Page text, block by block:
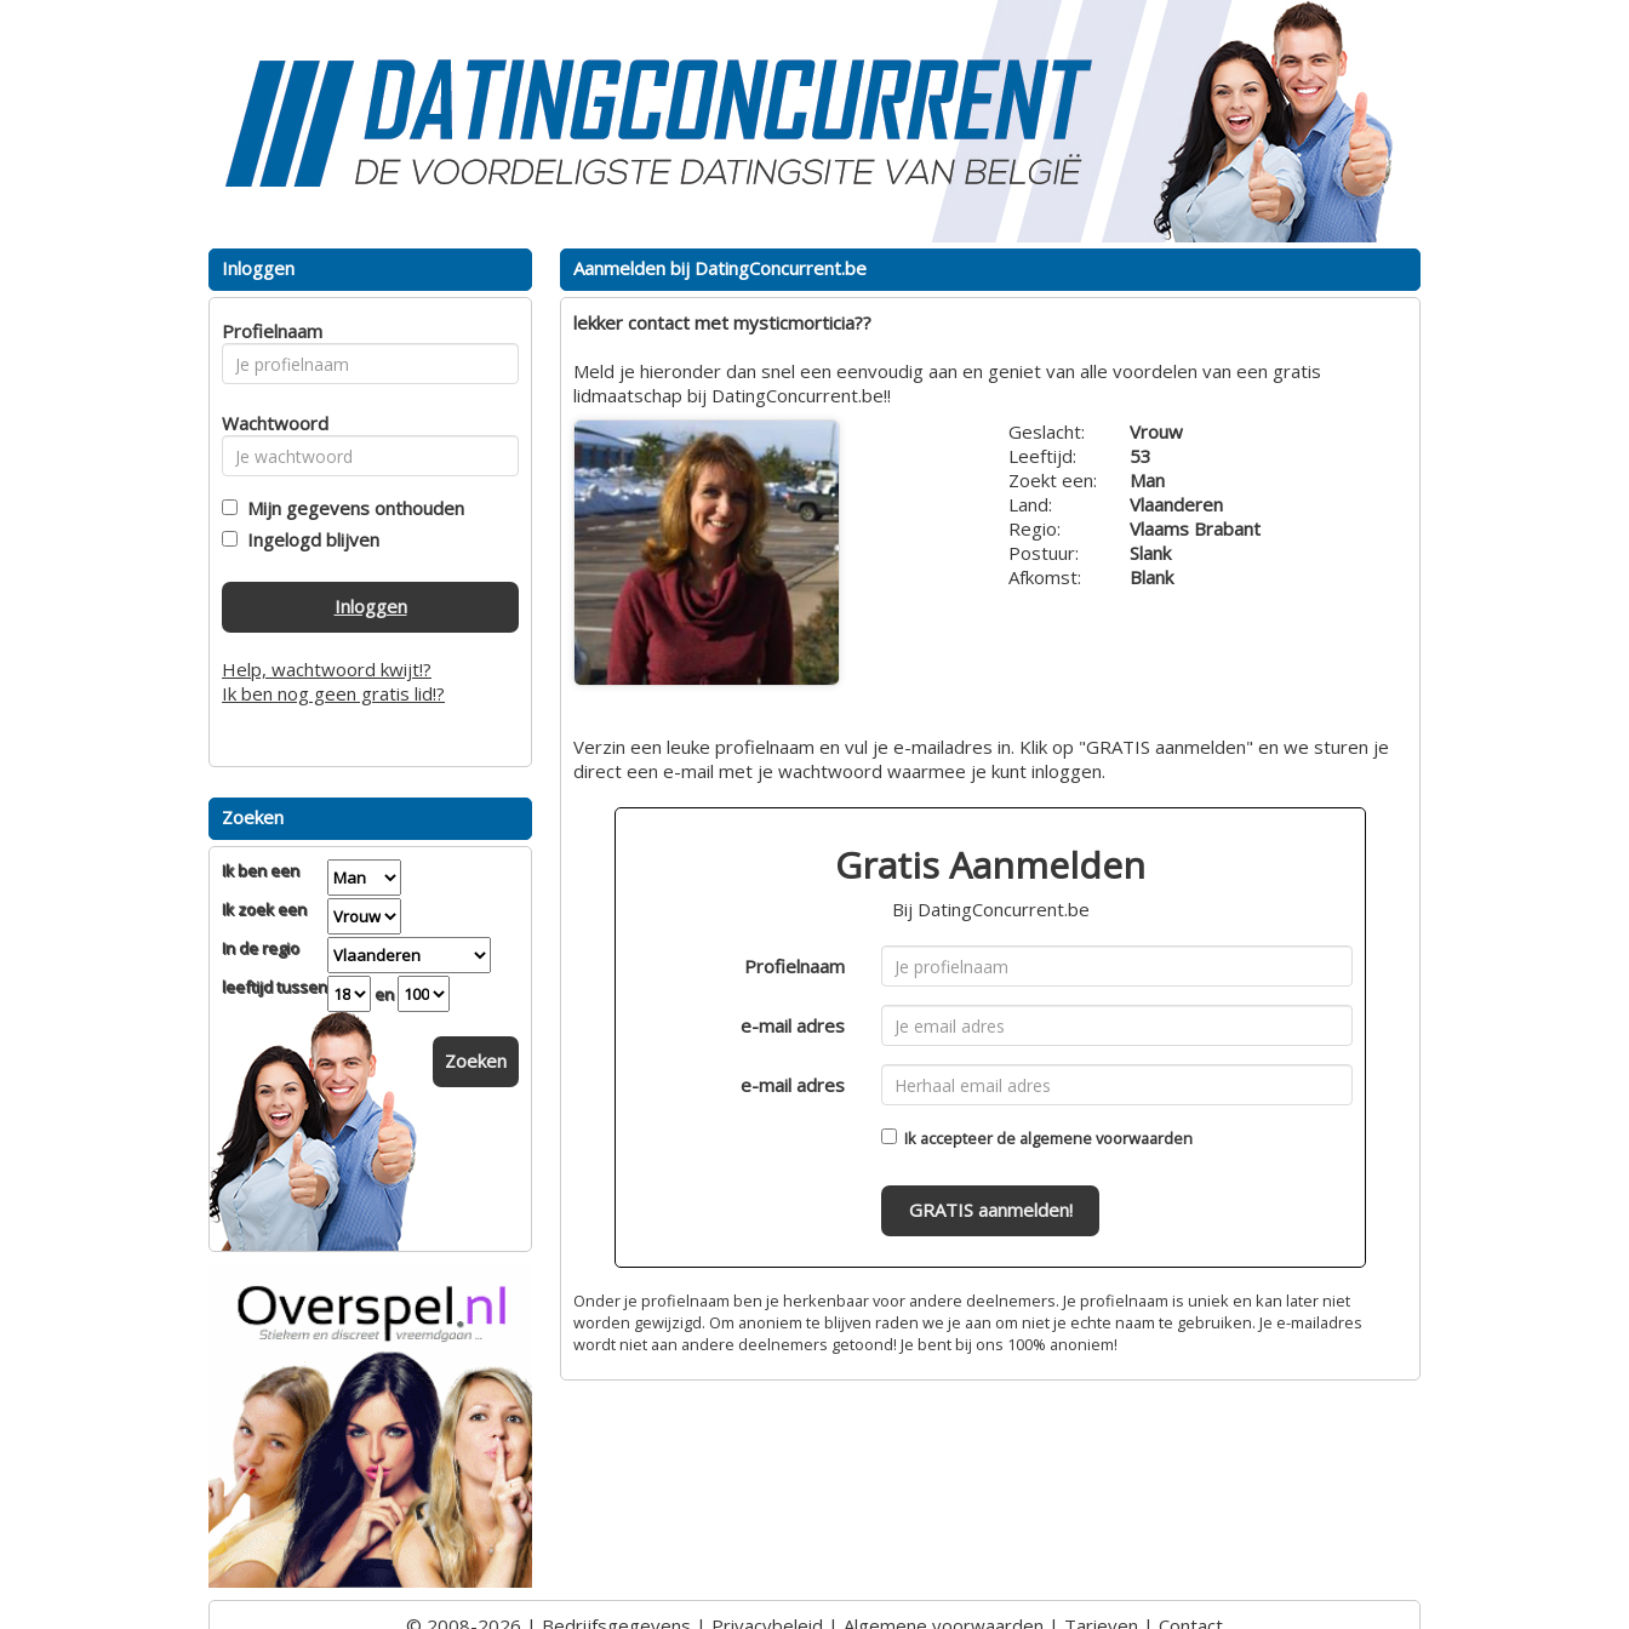
Aanmelden bij DatingConcurrent.be
lekker contact met mysticmorticia??
Meld je hieronder dan snel een eenvoudig aan en geniet van alle voordelen van een gratis
lidmaatschap bij DatingConcurrent.be!!
Geslacht:
Vrouw
Leeftijd:
53
Zoekt een:
Man
Land:
Vlaanderen
Regio:
Vlaams Brabant
Postuur:
Slank
Afkomst:
Blank
Verzin een leuke profielnaam en vul je e-mailadres in. Klik op "GRATIS aanmelden" en we sturen je
direct een e-mail met je wachtwoord waarmee je kunt inloggen.
Gratis Aanmelden
Bij DatingConcurrent.be
Profielnaam
e-mail adres
e-mail adres
Ik accepteer de algemene voorwaarden
GRATIS aanmelden!
Onder je profielnaam ben je herkenbaar voor andere deelnemers. Je profielnaam is uniek en kan later niet
worden gewijzigd. Om anoniem te blijven raden we je aan om niet je echte naam te gebruiken. Je e-mailadres
wordt niet aan andere deelnemers getoond! Je bent bij ons 100% anoniem!
Inloggen
Profielnaam
Wachtwoord
Mijn gegevens onthouden
Ingelogd blijven
Inloggen
Help, wachtwoord kwijt!?
Ik ben nog geen gratis lid!?
Zoeken
Ik ben een
Ik zoek een
In de regio
leeftijd tussen
en
Zoeken